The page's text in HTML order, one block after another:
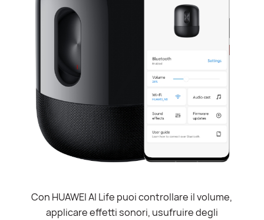
Con HUAWEI AI Life puoi controllare il volume,
applicare effetti sonori, usufruire degli